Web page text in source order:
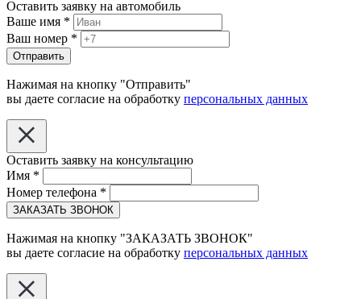
Оставить заявку на автомобиль
Ваше имя *
Ваш номер *
Отправить
Нажимая на кнопку "Отправить"
вы даете согласие на обработку персональных данных
Оставить заявку на консультацию
Имя *
Номер телефона *
ЗАКАЗАТЬ ЗВОНОК
Нажимая на кнопку "ЗАКАЗАТЬ ЗВОНОК"
вы даете согласие на обработку персональных данных